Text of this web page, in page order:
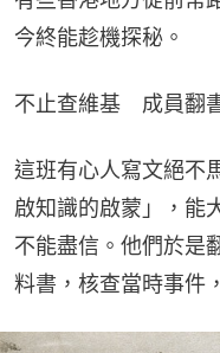
今終能趁機探秘。
不止查維基　成員翻
這班有心人寫文絕不
啟知識的啟蒙」，能
不能盡信。他們於是
料書，核查當時事件